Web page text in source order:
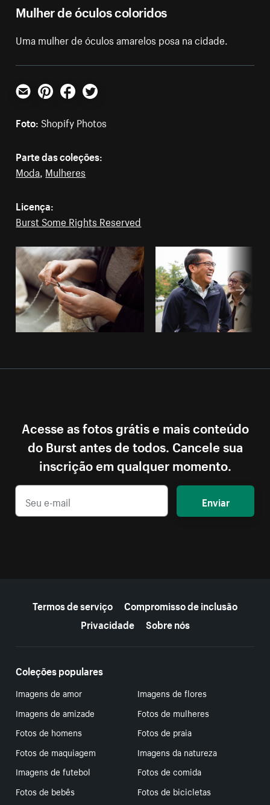
Mulher de óculos coloridos
Uma mulher de óculos amarelos posa na cidade.
E-mailPinterestFacebookTwitter
Foto: Shopify Photos
Parte das coleções:
Moda, Mulheres
Licença:
Burst Some Rights Reserved
Acesse as fotos grátis e mais conteúdo
do Burst antes de todos. Cancele sua
inscrição em qualquer momento.
Enviar
Termos de serviço
Compromisso de inclusão
Privacidade
Sobre nós
Coleções populares
Imagens de amor
Imagens de flores
Imagens de amizade
Fotos de mulheres
Fotos de homens
Fotos de praia
Fotos de maquiagem
Imagens da natureza
Imagens de futebol
Fotos de comida
Fotos de bebês
Fotos de bicicletas